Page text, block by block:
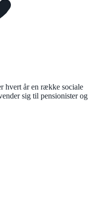
hvert år en række sociale
sig til pensionister og